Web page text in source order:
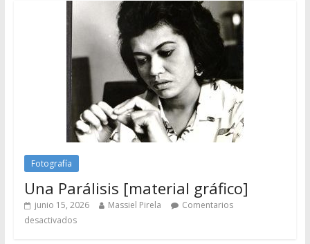
Fotografía
Una Parálisis [material gráfico]
junio 15, 2026 Massiel Pirela
Comentarios
desactivados